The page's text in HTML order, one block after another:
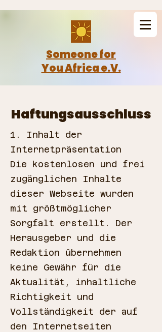
Someone for
You Africa e.V.
Haftungsausschluss
1. Inhalt der
Internetpräsentation
Die kostenlosen und frei
zugänglichen Inhalte
dieser Webseite wurden
mit größtmöglicher
Sorgfalt erstellt. Der
Herausgeber und die
Redaktion übernehmen
keine Gewähr für die
Aktualität, inhaltliche
Richtigkeit und
Vollständigkeit der auf
den Internetseiten